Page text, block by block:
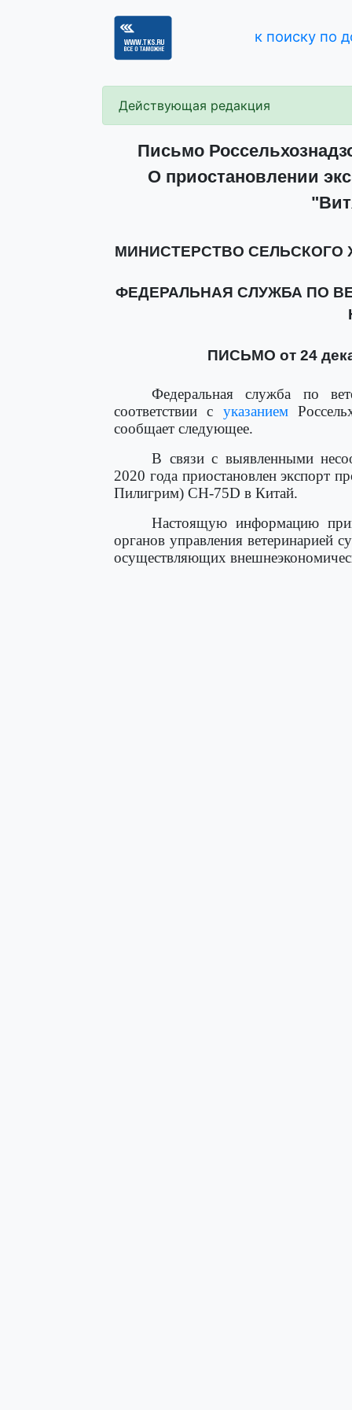
к поиску по
Действующая редакция
Письмо
О приостановлении
МИНИСТЕРСТВО СЕЛЬСКОГО
ФЕДЕРАЛЬНАЯ СЛУЖБА ПО
ПИСЬМО от 24
Федеральная служба по
соответствии с указанием
сообщает следующее.
В связи с выявленными
2020 года приостановлен
Пилигрим) CH-75D в Китай.
Настоящую информацию
органов управления ветеринарией
осуществляющих